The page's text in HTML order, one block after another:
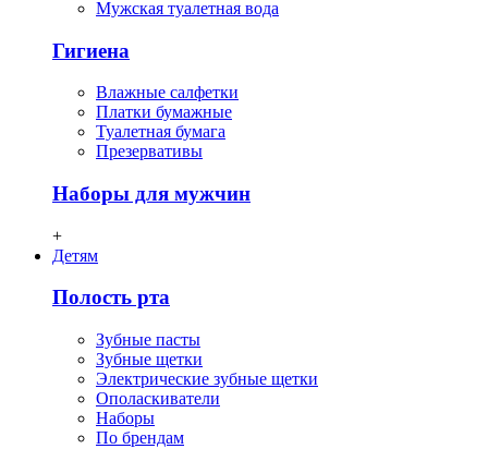
Мужская туалетная вода
Гигиена
Влажные салфетки
Платки бумажные
Туалетная бумага
Презервативы
Наборы для мужчин
+
Детям
Полость рта
Зубные пасты
Зубные щетки
Электрические зубные щетки
Ополаскиватели
Наборы
По брендам